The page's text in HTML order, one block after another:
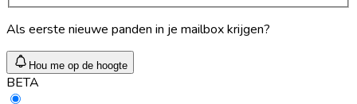
Als eerste nieuwe panden in je mailbox krijgen?
Hou me op de hoogte
BETA